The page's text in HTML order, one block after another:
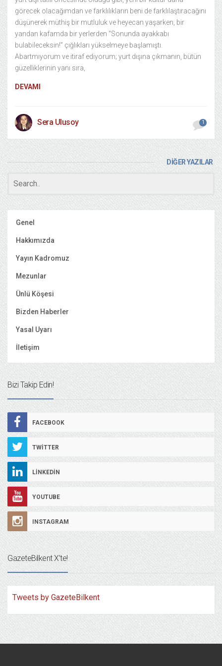
görecek olacağımdan ve farklılıkların beni de farklılaştıracağını
düşünerek müthiş bir mutluluk ve heyecan yaşarken, bir
yandan kafamda bir yerlerden “Sonunda ayakkabı
bulabileceksin!” çığlıkları yükselmeye başlamıştı.
Abartmıyorum ve itiraf ediyorum; yurt dışına çıkmanın, bütün
güzelliklerinin yanı sıra,
DEVAMI
Sera Ulusoy 1
DİĞER YAZILAR
Genel
Hakkımızda
Yayın Kadromuz
Mezunlar
Ünlü Köşesi
Bizden Haberler
Yasal Uyarı
İletişim
Bizi Takip Edin!
FACEBOOK
TWITTER
LINKEDIN
YOUTUBE
INSTAGRAM
GazeteBilkent X’te!
Tweets by GazeteBilkent